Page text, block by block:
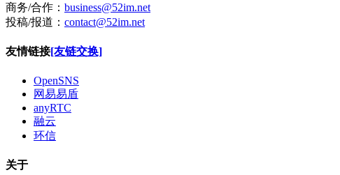
商务/合作： business@52im.net
投稿/报道： contact@52im.net
友情链接[友链交换]
OpenSNS
网易易盾
anyRTC
融云
环信
关于